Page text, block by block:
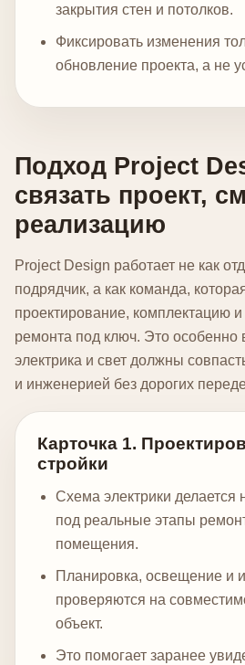
закрытия стен и потолков.
Фиксировать изменения
обновление проекта, а не
Подход Project
связать проект,
реализацию
Project Design работает не как
подрядчик, а как команда,
проектирование, комплектацию
ремонта под ключ. Это особенно
электрика и свет должны
и инженерией без дорогих
Карточка 1.
стройки
Схема электрики делается
под реальные этапы
помещения.
Планировка, освещение и
проверяются на
объект.
Это помогает заранее